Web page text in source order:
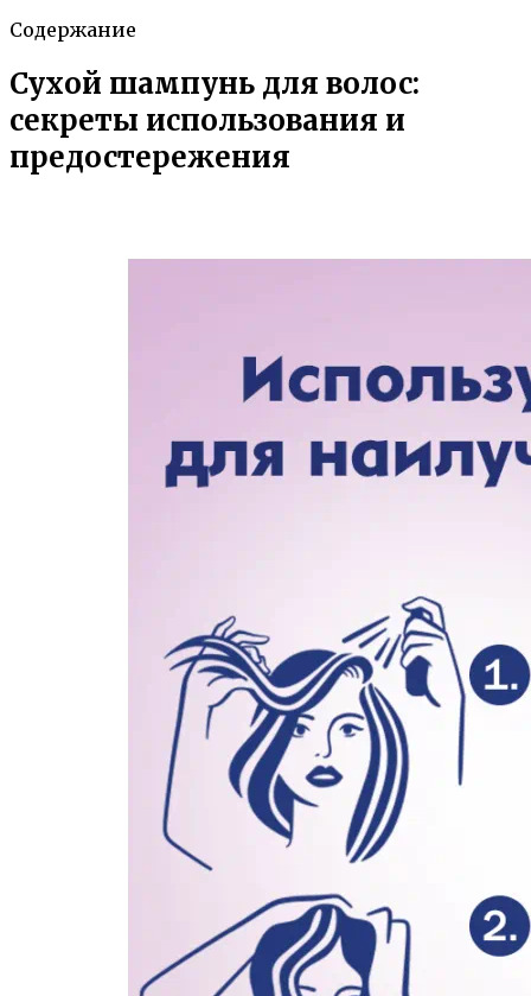
Содержание
Сухой шампунь для волос:
секреты использования и
предостережения